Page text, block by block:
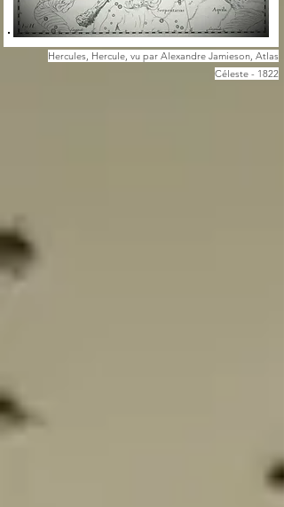
Hercules, Hercule, vu par Alexandre Jamieson, Atlas
Céleste - 1822